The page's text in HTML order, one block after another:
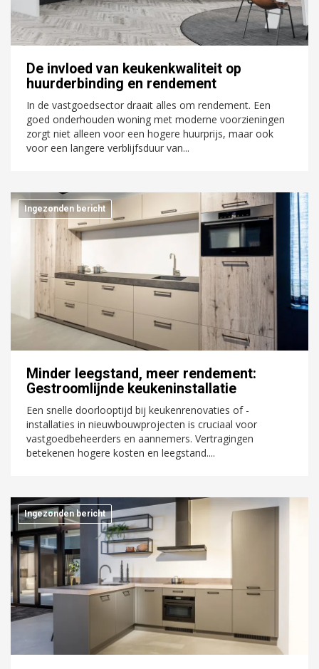
De invloed van keukenkwaliteit op
huurderbinding en rendement
In de vastgoedsector draait alles om rendement. Een
goed onderhouden woning met moderne voorzieningen
zorgt niet alleen voor een hogere huurprijs, maar ook
voor een langere verblijfsduur van...
Ingezonden bericht
Minder leegstand, meer rendement:
Gestroomlijnde keukeninstallatie
Een snelle doorlooptijd bij keukenrenovaties of -
installaties in nieuwbouwprojecten is cruciaal voor
vastgoedbeheerders en aannemers. Vertragingen
betekenen hogere kosten en leegstand....
Ingezonden bericht